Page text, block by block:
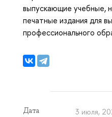
выпускающие учебные,
печатные издания для
профессионального
Дата 3 июля,